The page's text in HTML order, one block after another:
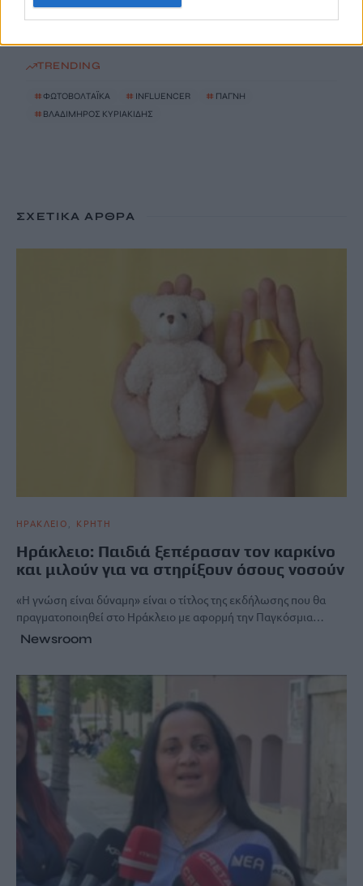
TRENDING
#ΦΩΤΟΒΟΛΤΑΪΚΑ # INFLUENCER # ΠΑΓΝΗ
# ΒΛΑΔΙΜΗΡΟΣ ΚΥΡΙΑΚΙΔΗΣ
ΣΧΕΤΙΚΆ ΆΡΘΡΑ
ΗΡΑΚΛΕΙΟ ΚΡΗΤΗ
Ηράκλειο: Παιδιά ξεπέρασαν τον καρκίνο
και μιλούν για να στηρίξουν όσους νοσούν
«Η γνώση είναι δύναμη» είναι ο τίτλος της εκδήλωσης που θα
πραγματοποιηθεί στο Ηράκλειο με αφορμή την Παγκόσμια…
Newsroom